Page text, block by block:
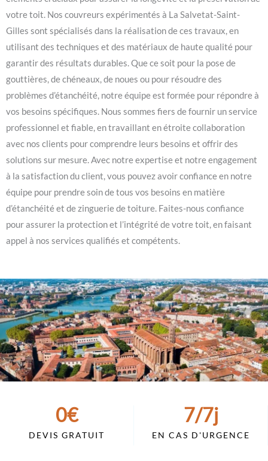
votre toit. Nos couvreurs expérimentés à La Salvetat-Saint-
Gilles sont spécialisés dans la réalisation de ces travaux, en
utilisant des techniques et des matériaux de haute qualité pour
garantir des résultats durables. Que ce soit pour la pose de
gouttières, de chéneaux, de noues ou pour résoudre des
problèmes d’étanchéité, notre équipe est formée pour répondre à
vos besoins spécifiques. Nous sommes fiers de fournir un service
professionnel et fiable, en travaillant en étroite collaboration
avec nos clients pour comprendre leurs besoins et offrir des
solutions sur mesure. Avec notre expertise et notre engagement
à la satisfaction du client, vous pouvez avoir confiance en notre
équipe pour prendre soin de tous vos besoins en matière
d’étanchéité et de zinguerie de toiture. Faites-nous confiance
pour assurer la protection et l’intégrité de votre toit, en faisant
appel à nos services qualifiés et compétents.
DEVIS GRATUIT
0€
EN CAS D'URGENCE
7/7j